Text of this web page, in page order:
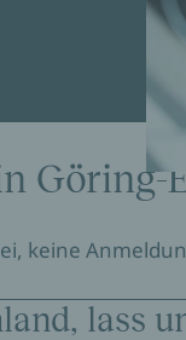
Göring-
keine
lass